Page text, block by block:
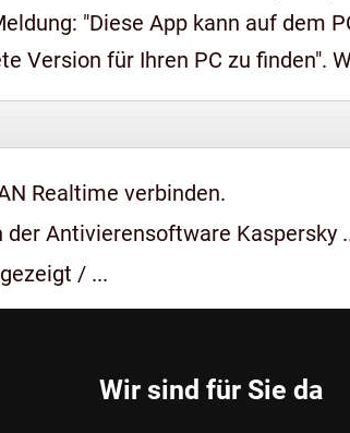
dem PC nicht ausgeführt werden, wenden Sie sich an
Version für Ihren PC zu finden".
Realtime verbinden.
der Antivierensoftware Kaspersky
/ ...
Wir sind für Sie da